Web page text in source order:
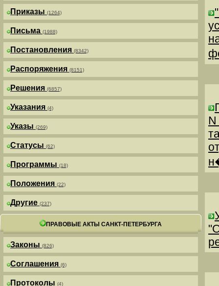
Приказы (1264)
Письма (1988)
Постановления (8342)
Распоряжения (8151)
Решения (6857)
Указания (4)
Указы (269)
Статусы (62)
Программы (18)
Положения (22)
Другие (237)
ПРАВОВЫЕ АКТЫ САНКТ-ПЕТЕРБУРГА
Законы (826)
Соглашения (6)
Протоколы (4)